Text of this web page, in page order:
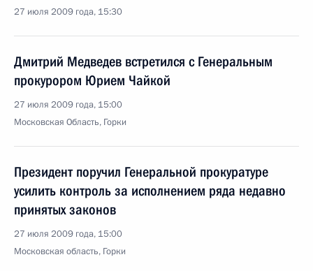
27 июля 2009 года, 15:30
Дмитрий Медведев встретился с Генеральным
прокурором Юрием Чайкой
27 июля 2009 года, 15:00
Московская Область, Горки
Президент поручил Генеральной прокуратуре
усилить контроль за исполнением ряда недавно
принятых законов
27 июля 2009 года, 15:00
Московская область, Горки